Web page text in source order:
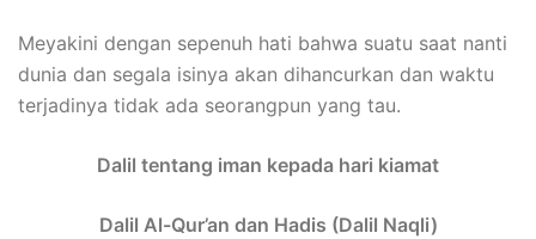
Meyakini dengan sepenuh hati bahwa suatu saat nanti
dunia dan segala isinya akan dihancurkan dan waktu
terjadinya tidak ada seorangpun yang tau.
Dalil tentang iman kepada hari kiamat
Dalil Al-Qur’an dan Hadis (Dalil Naqli)